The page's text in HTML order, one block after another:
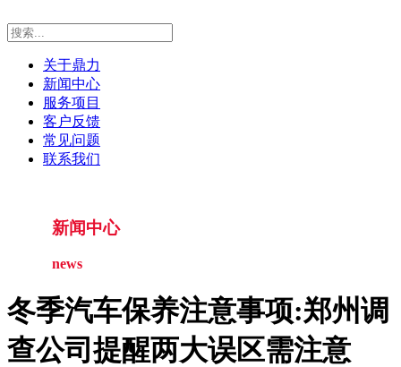
关于鼎力
新闻中心
服务项目
客户反馈
常见问题
联系我们
新闻中心
news
冬季汽车保养注意事项:郑州调
查公司提醒两大误区需注意